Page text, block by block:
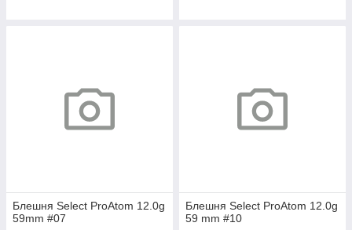
Блешня Select ProAtom 12.0g
59mm #07
Блешня Select ProAtom 12.0g
59 mm #10